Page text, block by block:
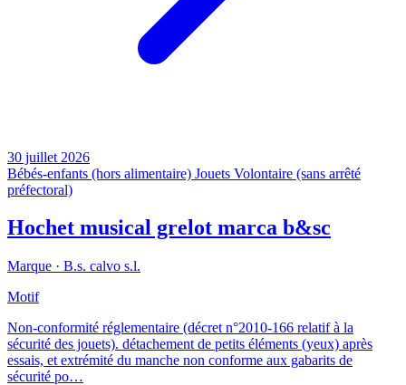
30 juillet 2026
Bébés-enfants (hors alimentaire) Jouets Volontaire (sans arrêté
préfectoral)
Hochet musical grelot marca b&sc
Marque · B.s. calvo s.l.
Motif
Non-conformité réglementaire (décret n°2010-166 relatif à la
sécurité des jouets). détachement de petits éléments (yeux) après
essais, et extrémité du manche non conforme aux gabarits de
sécurité po…